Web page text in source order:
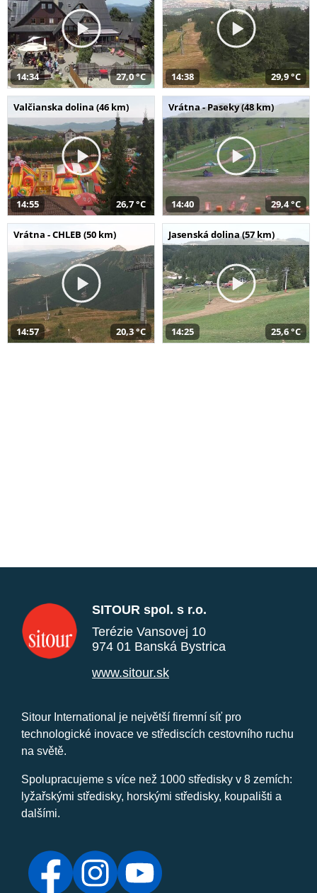
14:34 27,0 °C 14:38 29,9 °C
Valčianska dolina (46 km)
14:55 26,7 °C
Vrátna - Paseky (48 km)
14:40 29,4 °C
Vrátna - CHLEB (50 km)
14:57 20,3 °C
Jasenská dolina (57 km)
14:25 25,6 °C
SITOUR spol. s r.o.
Terézie Vansovej 10
974 01 Banská Bystrica
www.sitour.sk
Sitour International je největší firemní síť pro
technologické inovace ve střediscích cestovního ruchu
na světě.
Spolupracujeme s více než 1000 středisky v 8 zemích:
lyžařskými středisky, horskými středisky, koupališti a
dalšími.